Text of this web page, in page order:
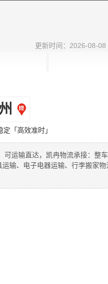
更新时间：2026-08-08
「高效准时」
运输直达，凯冉物流承接：整
输、电子电器运输、行李搬家